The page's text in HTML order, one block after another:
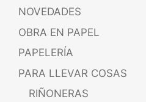
NOVEDADES
OBRA EN PAPEL
PAPELERÍA
PARA LLEVAR COSAS
RIÑONERAS